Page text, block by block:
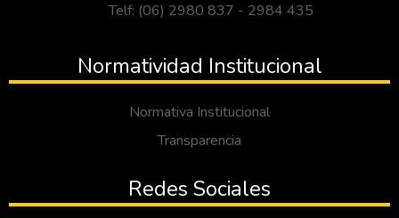
Telf: (06) 2980 837 - 2984 435
Normatividad Institucional
Normativa Institucional
Transparencia
Redes Sociales